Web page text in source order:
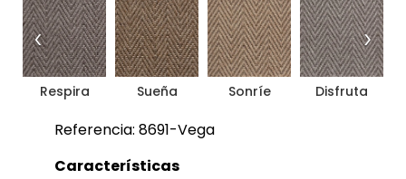
Respira Sueña Sonríe Disfruta
‹ ›
Referencia: 8691-Vega
Características